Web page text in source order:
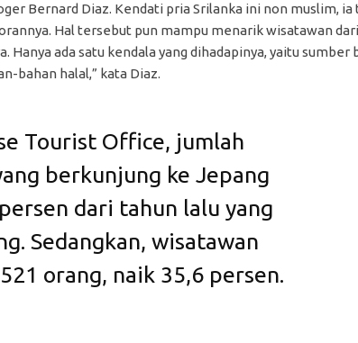
Bernard Diaz. Kendati pria Srilanka ini non muslim, ia
Hal tersebut pun mampu menarik wisatawan
Hanya ada satu kendala yang dihadapinya, yaitu sumber
bahan halal,” kata Diaz.
Tourist Office, jumlah
berkunjung ke Jepang
dari tahun lalu yang
Sedangkan, wisatawan
orang, naik 35,6 persen.